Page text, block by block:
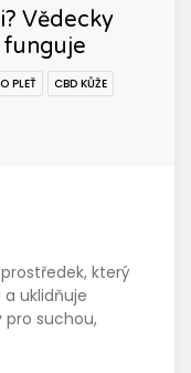
Vědecky
funguje
PLEŤ
CBD KŮŽE
který
uklidňuje
pro suchou,